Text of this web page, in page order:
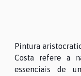
Pintura
Costa refere a
essenciais de